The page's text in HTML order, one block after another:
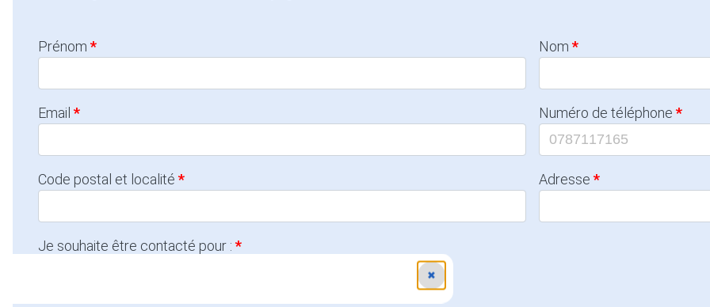
Prénom Nom
Email Numéro de téléphone
Code postal et localité Adresse
Je souhaite être contacté pour :
✖